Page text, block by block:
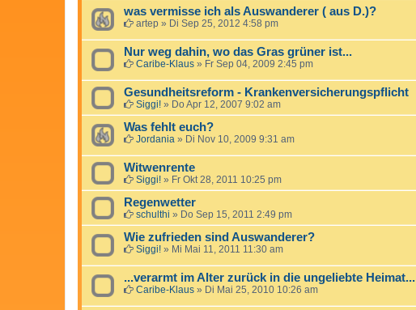
was vermisse ich als Auswanderer ( aus D.)?
artep » Di Sep 25, 2012 4:58 pm
Nur weg dahin, wo das Gras grüner ist...
Caribe-Klaus » Fr Sep 04, 2009 2:45 pm
Gesundheitsreform - Krankenversicherungspflicht
Siggi! » Do Apr 12, 2007 9:02 am
Was fehlt euch?
Jordania » Di Nov 10, 2009 9:31 am
Witwenrente
Siggi! » Fr Okt 28, 2011 10:25 pm
Regenwetter
schulthi » Do Sep 15, 2011 2:49 pm
Wie zufrieden sind Auswanderer?
Siggi! » Mi Mai 11, 2011 11:30 am
...verarmt im Alter zurück in die ungeliebte Heimat...
Caribe-Klaus » Di Mai 25, 2010 10:26 am